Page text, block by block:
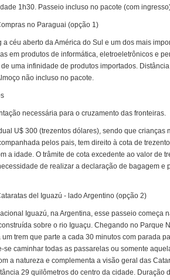
1h30. Passeio incluso no pacote (com
no Paraguai (opção 1)
céu aberto da América do Sul e um dos mais
em produtos de informática, eletroeletrônicos e
uma infinidade de produtos importados.
não incluso no pacote.
necessária para o cruzamento das fronteiras.
U$ 300 (trezentos dólares), sendo que crianças
pelos pais, tem direito à cota de
a idade. O trâmite de cota excedente ao valor de
de realizar a declaração de bagagem
del Iguazú - lado Argentino (opção 2)
Iguazú, na Argentina, esse passeio começa
sobre o rio Iguaçu. Chegando no Parque
trem que parte a cada 30 minutos com parada
se caminhar todas as passarelas ou somente
a natureza e complementa a visão geral das
29 quilômetros do centro da cidade.